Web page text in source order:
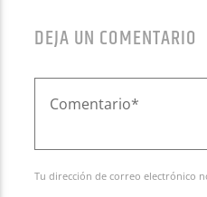
DEJA UN COMENTARIO
Tu dirección de correo electrónico